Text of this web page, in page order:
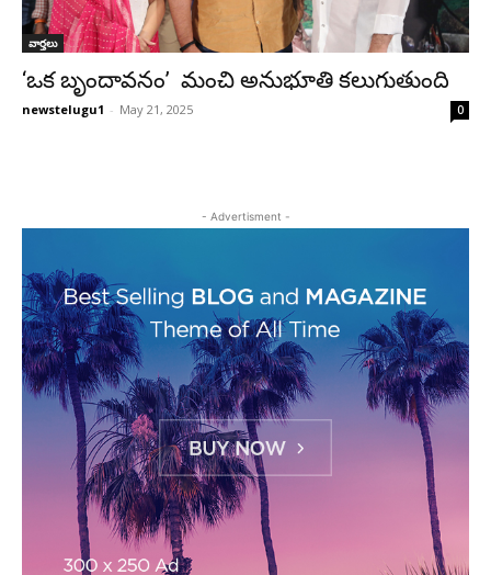
వార్తలు
‘ఒక బృందావనం’ మంచి అనుభూతి కలుగుతుంది
newstelugu1 - May 21, 2025 0
- Advertisment -